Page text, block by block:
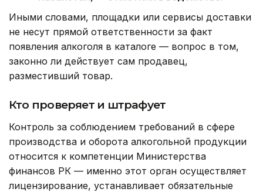
Иными словами, площадки или сервисы доставки
не несут прямой ответственности за факт
появления алкоголя в каталоге — вопрос в том,
законно ли действует сам продавец,
разместивший товар.
Кто проверяет и штрафует
Контроль за соблюдением требований в сфере
производства и оборота алкогольной продукции
относится к компетенции Министерства
финансов РК — именно этот орган осуществляет
лицензирование, устанавливает обязательные